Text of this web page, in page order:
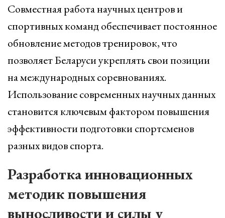
Совместная работа научных центров и
спортивных команд обеспечивает постоянное
обновление методов тренировок, что
позволяет Беларуси укреплять свои позиции
на международных соревнованиях.
Использование современных научных данных
становится ключевым фактором повышения
эффективности подготовки спортсменов
разных видов спорта.
Разработка инновационных
методик повышения
выносливости и силы у